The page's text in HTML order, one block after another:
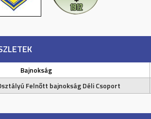
Bajnokság
Felnőtt bajnokság Déli Csoport